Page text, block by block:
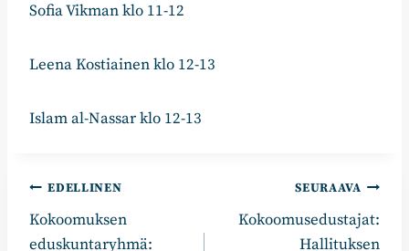
Sofia Vikman klo 11-12
Leena Kostiainen klo 12-13
Islam al-Nassar klo 12-13
Artikkelien
selaus
EDELLINEN
Kokoomuksen
eduskuntaryhmä:
SEURAAVA
Kokoomusedustajat:
Hallituksen